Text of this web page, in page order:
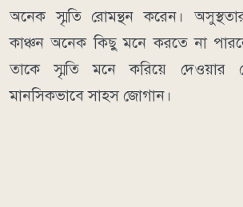
অনেক স্মৃতি রোমন্থন করেন।
কাঞ্চন অনেক কিছু মনে করতে না
তাকে স্মৃতি মনে করিয়ে দেওয়ার
মানসিকভাবে সাহস জোগান।